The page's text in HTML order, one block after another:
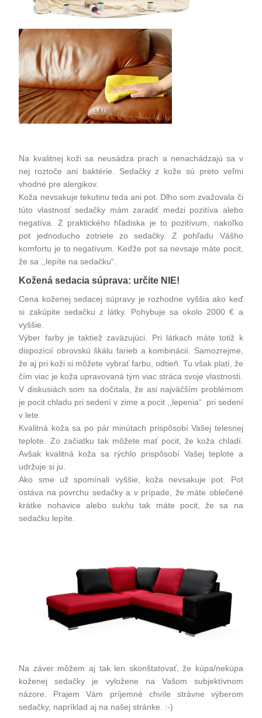
Na kvalitnej koži sa neusádza prach a nenachádzajú sa v
nej roztoče ani baktérie. Sedačky z kože sú preto veľmi
vhodné pre alergikov.
Koža nevsakuje tekutinu teda ani pot. Dlho som zvažovala či
túto vlastnosť sedačky mám zaradiť medzi pozitíva alebo
negatíva. Z praktického hľadiska je to pozitívum, nakoľko
pot jednoducho zotriete zo sedačky. Z pohľadu Vášho
komfortu je to negatívum. Keďže pot sa nevsaje máte pocit,
že sa ,,lepíte na sedačku“.
Kožená sedacia súprava: určite NIE!
Cena koženejsedacej súpravyje rozhodne vyššia ako keď
si zakúpite sedačku z látky. Pohybuje sa okolo 2000 € a
vyššie.
Výber farby je taktiež zaväzujúci. Pri látkach máte totiž k
dispozícií obrovskú škálu farieb a kombinácií. Samozrejme,
že aj pri koži si môžete vybrať farbu, odtieň. Tu však platí, že
čím viac je koža upravovaná tým viac stráca svoje vlastnosti.
V diskusiách som sa dočítala, že asi najväčším problémom
je pocit chladu pri sedení v zime a pocit ,,lepenia“ pri sedení
v lete.
Kvalitná koža sa po pár minútach prispôsobí Vašej telesnej
teplote. Zo začiatku tak môžete mať pocit, že koža chladí.
Avšak kvalitná koža sa rýchlo prispôsobí Vašej teplote a
udržuje si ju.
Ako sme už spomínali vyššie, koža nevsakuje pot. Pot
ostáva na povrchu sedačky a v prípade, že máte oblečené
krátke nohavice alebo sukňu tak máte pocit, že sa na
sedačku lepíte.
Na záver môžem aj tak len skonštatovať, že kúpa/nekúpa
koženej sedačky je vyložene na Vašom subjektívnom
názore. Prajem Vám príjemné chvíle strávne výberom
sedačky, napríklad aj na našej stránke. :-)